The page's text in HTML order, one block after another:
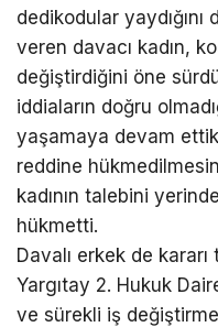
dedikodular
veren davacı kadın,
değiştirdiğini öne
iddiaların doğru
yaşamaya devam
reddine
kadının talebini
hükmetti.
Davalı erkek de
Yargıtay 2. Hukuk
ve sürekli iş